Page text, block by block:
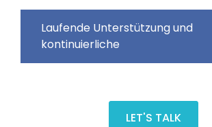
Laufende Unterstützung und
kontinuierliche
LET'S TALK